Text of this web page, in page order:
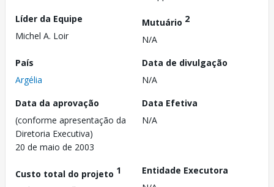
Líder da Equipe
Michel A. Loir
Mutuário 2
N/A
País
Argélia
Data de divulgação
N/A
Data da aprovação
(conforme apresentação da
Diretoria Executiva)
20 de maio de 2003
Data Efetiva
N/A
Custo total do projeto 1
Entidade Executora